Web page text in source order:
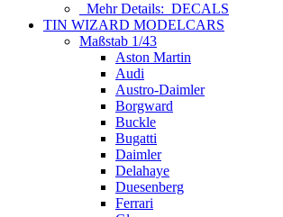
Mehr Details: DECALS
TIN WIZARD MODELCARS
Maßstab 1/43
Aston Martin
Audi
Austro-Daimler
Borgward
Buckle
Bugatti
Daimler
Delahaye
Duesenberg
Ferrari